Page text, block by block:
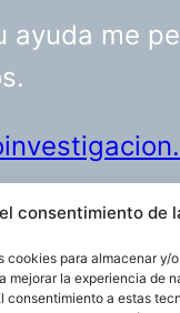
consentimiento de
cookies para almacenar y/
mejorar la experiencia de
consentimiento a estas
ayuda me
Funciona gracias